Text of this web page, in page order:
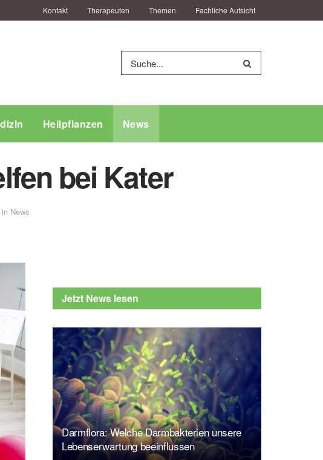
Kontakt Therapeuten Themen Fachliche Aufsicht
Heilpflanzen News
bei Kater
in News
Jetzt News lesen
Darmflora: Welche Darmbakterien unsere
Lebenserwartung beeinflussen